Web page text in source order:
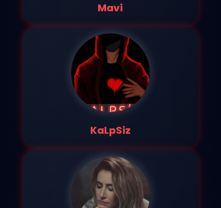
Mavi
KaLpSiz